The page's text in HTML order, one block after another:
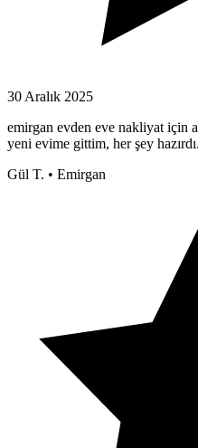
30 Aralık 2025
emirgan evden eve nakliyat için
yeni evime gittim, her şey hazırdı.
Gül T. • Emirgan